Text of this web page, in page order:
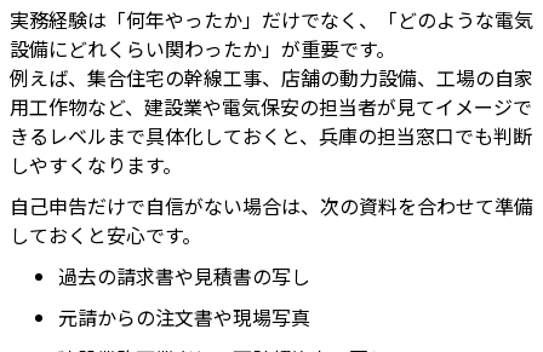
実務経験は「何年やったか」だけでなく、「どのような電気
設備にどれくらい関わったか」が重要です。
例えば、集合住宅の幹線工事、店舗の動力設備、工場の自家
用工作物など、建設業や電気保安の担当者が見てイメージで
きるレベルまで具体化しておくと、兵庫の担当窓口でも判断
しやすくなります。
自己申告だけで自信がない場合は、次の資料を合わせて準備
しておくと安心です。
過去の請求書や見積書の写し
元請からの注文書や現場写真